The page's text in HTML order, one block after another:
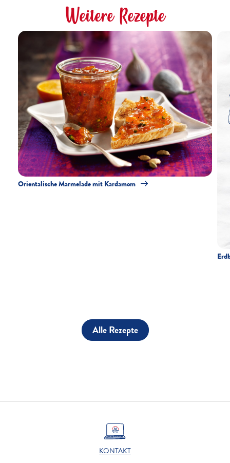
Weitere Rezepte
Orientalische Marmelade mit Kardamom
Alle Rezepte
KONTAKT